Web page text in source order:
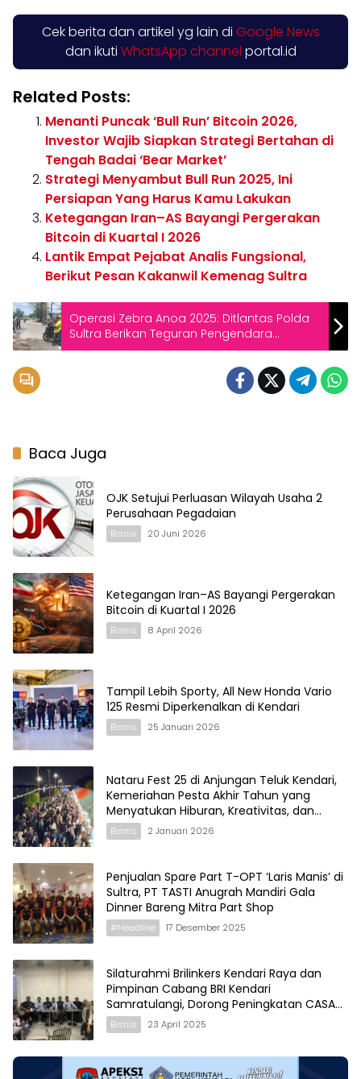
Cek berita dan artikel yg lain di Google News
dan ikuti WhatsApp channel portal.id
Related Posts:
Menanti Puncak ‘Bull Run’ Bitcoin 2026,
Investor Wajib Siapkan Strategi Bertahan di
Tengah Badai ‘Bear Market’
Strategi Menyambut Bull Run 2025, Ini
Persiapan Yang Harus Kamu Lakukan
Ketegangan Iran–AS Bayangi Pergerakan
Bitcoin di Kuartal I 2026
Lantik Empat Pejabat Analis Fungsional,
Berikut Pesan Kakanwil Kemenag Sultra
Operasi Zebra Anoa 2025: Ditlantas Polda
Sultra Berikan Teguran Pengendara
Pelanggar Lalin di Sejumlah Titik Kota
Baca Juga
OJK Setujui Perluasan Wilayah Usaha 2
Perusahaan Pegadaian
Bisnis 20 Juni 2026
Ketegangan Iran–AS Bayangi Pergerakan
Bitcoin di Kuartal I 2026
Bisnis 8 April 2026
Tampil Lebih Sporty, All New Honda Vario
125 Resmi Diperkenalkan di Kendari
Bisnis 25 Januari 2026
Nataru Fest 25 di Anjungan Teluk Kendari,
Kemeriahan Pesta Akhir Tahun yang
Menyatukan Hiburan, Kreativitas, dan
Geliat Ekonomi
Bisnis 2 Januari 2026
Penjualan Spare Part T-OPT ‘Laris Manis’ di
Sultra, PT TASTI Anugrah Mandiri Gala
Dinner Bareng Mitra Part Shop
#Headline 17 Desember 2025
Silaturahmi Brilinkers Kendari Raya dan
Pimpinan Cabang BRI Kendari
Samratulangi, Dorong Peningkatan CASA
Harian
Bisnis 23 April 2025